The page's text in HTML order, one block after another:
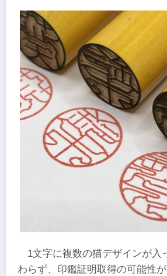
1文字に複数の猫デザインが入
わらず、印鑑証明取得の可能性